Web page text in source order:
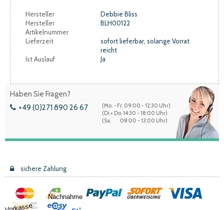
Hersteller
Debbie Bliss
Hersteller
Artikelnummer
BLH00122
Lieferzeit
sofort lieferbar, solange Vorrat
reicht
Ist Auslauf
Ja
Haben Sie Fragen?
+49 (0)271 890 26 67
(Mo. - Fr. 09:00 - 12:30 Uhr)
(Di.+ Do. 14:30 - 18:00 Uhr)
(Sa. 08:00 - 13:00 Uhr)
sichere Zahlung
Nachnahme
Vorkasse